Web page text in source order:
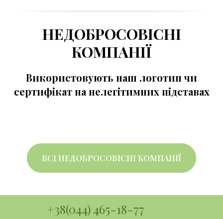
НЕДОБРОСОВІСНІ
КОМПАНІЇ
Використовують наш логотип чи
сертифікат на нелегітимних підставах
ВСІ НЕДОБРОСОВІСНІ КОМПАНІЇ
+38(044) 465-18-77